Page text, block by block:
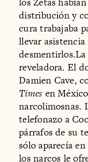
distribución y
cura trabajaba
llevar asistencia
reveladora. El
Damien Cave,
Times en
narcolimosnas.
telefonazo a
párrafos de su
sólo aparecía
los narcos le